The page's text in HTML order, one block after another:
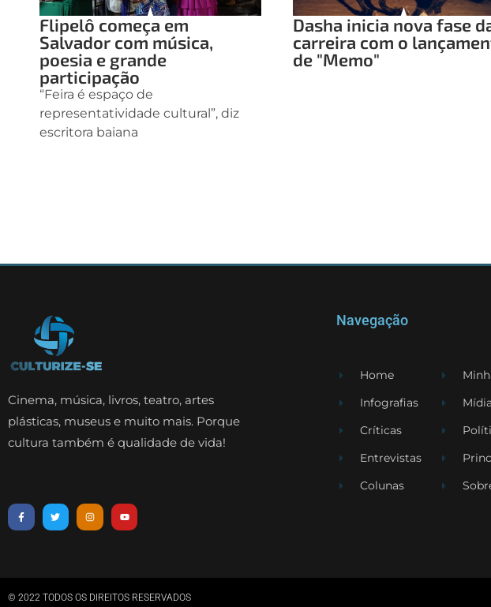
Flipelô começa em
Salvador com música,
poesia e grande
participação
“Feira é espaço de
representatividade cultural”, diz
escritora baiana
Dasha inicia nova fase
carreira com o
de "Memo"
Cinema, música, livros, teatro, artes
plásticas, museus e muito mais. Porque
cultura também é qualidade de vida!
Navegação
Home
Infografias
Críticas
Entrevistas
Colunas
© 2022 TODOS OS DIREITOS RESERVADOS